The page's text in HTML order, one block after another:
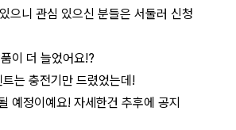
으니 관심 있으신 분들은 서둘러 신청
이 더 늘었어요!?
트는 충전기만 드렸었는데!
예정이예요! 자세한건 추후에 공지